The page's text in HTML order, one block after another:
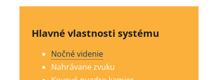
Hlavné vlastnosti systému
Nočné videnie
Nahrávane zvuku